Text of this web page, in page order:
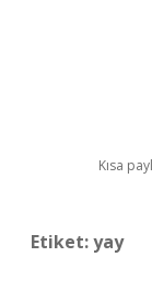
Kısa
Etiket:yay